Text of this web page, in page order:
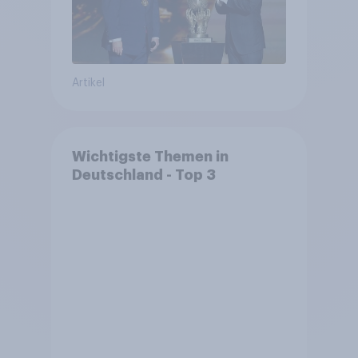
Artikel
Wichtigste Themen in
Deutschland - Top 3